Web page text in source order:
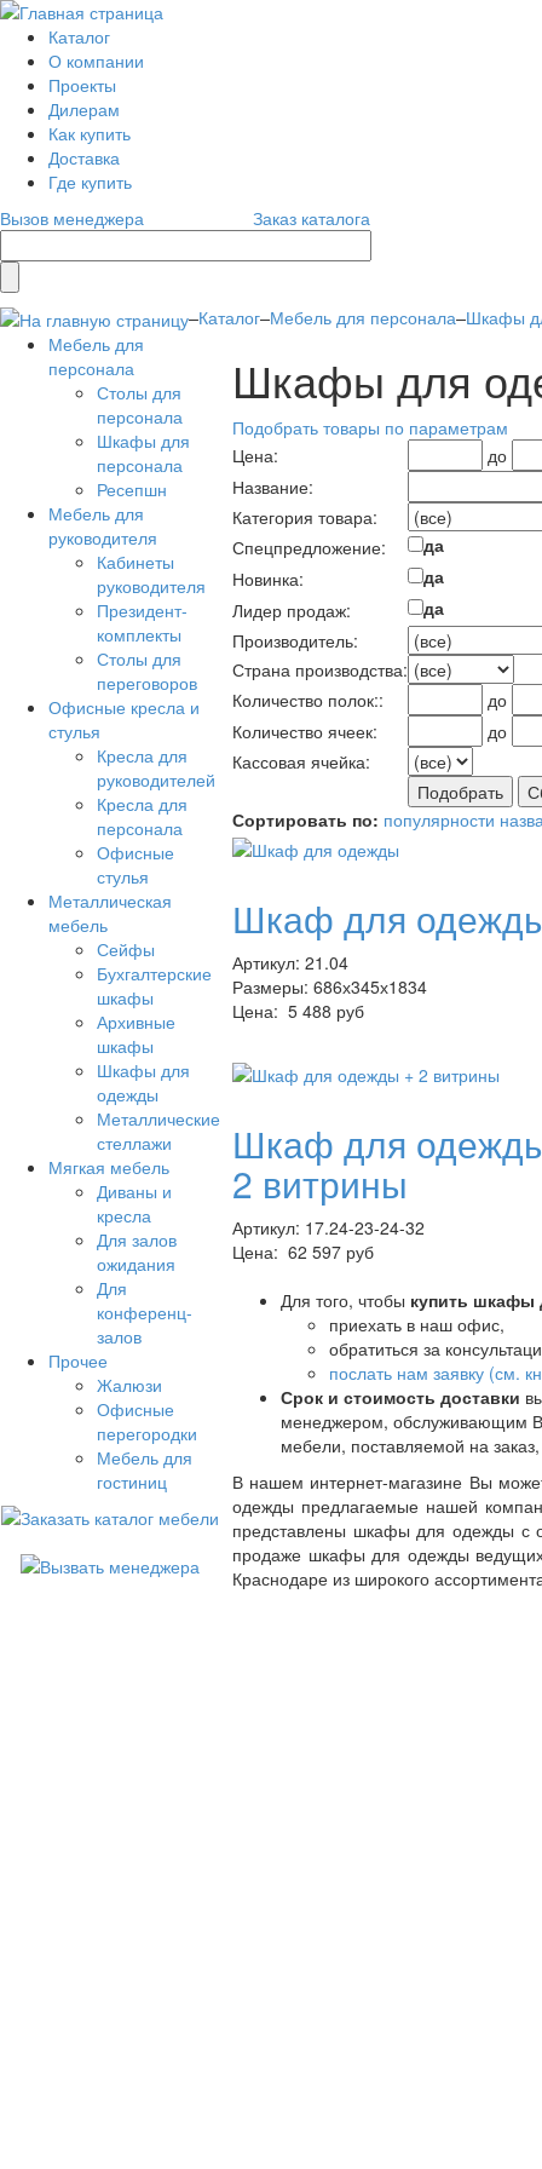
Каталог
О компании
Проекты
Дилерам
Как купить
Доставка
Где купить
Вызов менеджера
Заказ каталога
–Каталог–Мебель для персонала–Шкафы
Мебель для
персонала
Столы для
персонала
Шкафы для
персонала
Ресепшн
Мебель для
руководителя
Кабинеты
руководителя
Президент-
комплекты
Столы для
переговоров
Офисные кресла и
стулья
Кресла для
руководителей
Кресла для
персонала
Офисные
стулья
Металлическая
мебель
Сейфы
Бухгалтерские
шкафы
Архивные
шкафы
Шкафы для
одежды
Металлические
стеллажи
Мягкая мебель
Диваны и
кресла
Для залов
ожидания
Для
конференц-
залов
Прочее
Жалюзи
Офисные
перегородки
Мебель для
гостиниц
Шкафы для
Подобрать товары по параметрам
Цена:
до
Название:
Категория товара:
Спецпредложение:
да
Новинка:
да
Лидер продаж:
да
Производитель:
Страна производства:
Количество полок::
до
Количество ячеек:
до
Кассовая ячейка:
Сортировать по: популярности
Шкаф для
Артикул: 21.04
Размеры: 686х345х1834
Цена: 5 488 руб
Шкаф для
2 витрины
Артикул: 17.24-23-24-32
Цена: 62 597 руб
Для того, чтобы купить шкафы
приехать в наш офис,
обратиться за
послать нам заявку (см.
Срок и стоимость доставки
менеджером, обслуживающим
мебели, поставляемой на
В нашем интернет-магазине Вы
одежды предлагаемые нашей
представлены шкафы для одежды с
продаже шкафы для одежды
Краснодаре из широкого